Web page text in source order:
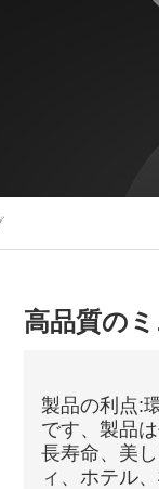
高品質の
製品の利点:
です、製品
長寿命、美
ィ、ホテル